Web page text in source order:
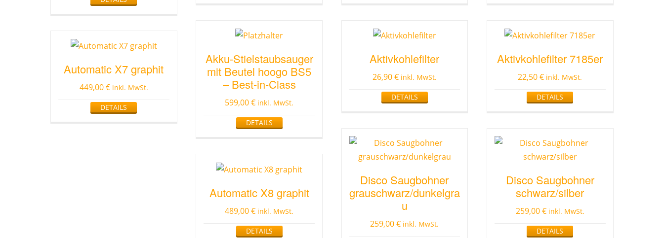
Automatic X7 graphit
449,00€ inkl. MwSt.
DETAILS
Akku-Stielstaubsauger
mit Beutel hoogo BS5
– Best-in-Class
599,00€ inkl. MwSt.
DETAILS
Automatic X8 graphit
489,00€ inkl. MwSt.
DETAILS
Aktivkohlefilter
26,90€ inkl. MwSt.
DETAILS
Disco Saugbohner
grauschwarz/dunkelgra
u
259,00€ inkl. MwSt.
Aktivkohlefilter 7185er
22,50€ inkl. MwSt.
DETAILS
Disco Saugbohner
schwarz/silber
259,00€ inkl. MwSt.
DETAILS